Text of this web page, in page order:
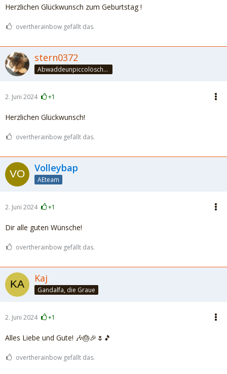
Herzlichen Glückwunsch zum Geburtstag !
overtherainbow gefällt das.
stern0372
Abwaddeunpiccolöschedrinke
2. Juni 2024 +1
Herzlichen Glückwunsch!
overtherainbow gefällt das.
Volleybap
AEteam
2. Juni 2024 +1
Dir alle guten Wünsche!
overtherainbow gefällt das.
Kaj
Gandalfa, die Graue
2. Juni 2024 +1
Alles Liebe und Gute! 🎶🎂🎉🌷🎵
overtherainbow gefällt das.